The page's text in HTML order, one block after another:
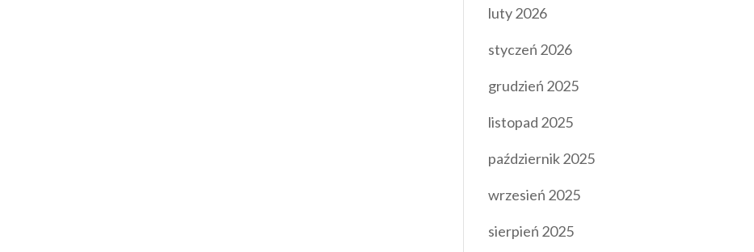
luty 2026
styczeń 2026
grudzień 2025
listopad 2025
październik 2025
wrzesień 2025
sierpień 2025